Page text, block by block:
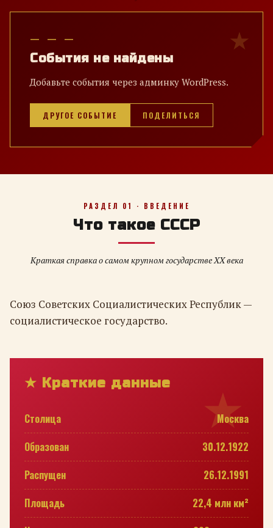
— — —
События не найдены
Добавьте события через админку WordPress.
ДРУГОЕ СОБЫТИЕ ПОДЕЛИТЬСЯ
РАЗДЕЛ 01 · ВВЕДЕНИЕ
Что такое СССР
Краткая справка о самом крупном государстве XX века
Союз Советских Социалистических Республик —
социалистическое государство.
★ Краткие данные
Столица
Москва
Образован
30.12.1922
Распущен
26.12.1991
Площадь
22,4 млн км²